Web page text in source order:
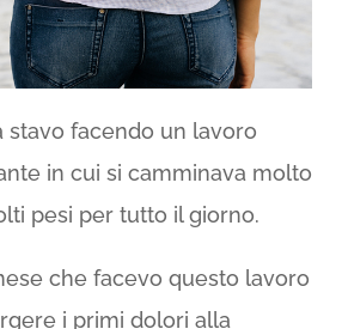
stavo facendo un lavoro
in cui si camminava molto
pesi per tutto il giorno.
che facevo questo lavoro
i primi dolori alla